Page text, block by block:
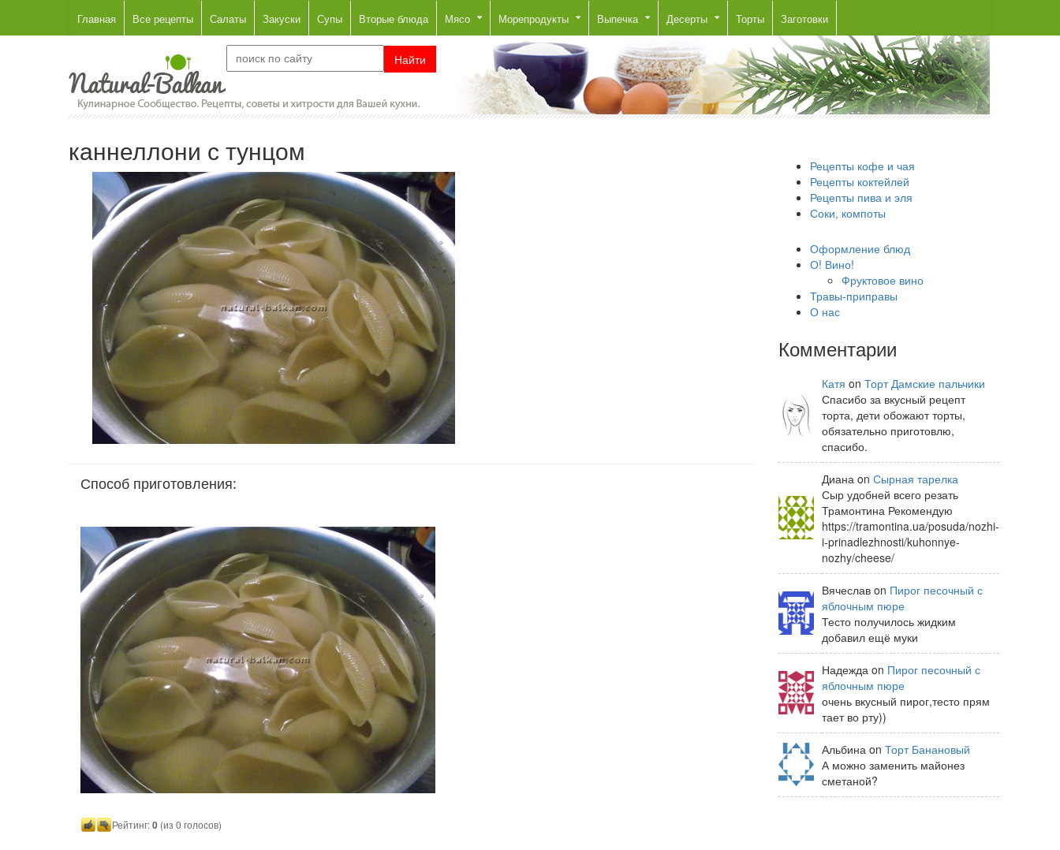
Главная Все рецепты Салаты Закуски Супы Вторые блюда Мясо Морепродукты Выпечка Десерты Торты Заготовки
каннеллони с тунцом
Способ приготовления:
Рейтинг:0 (из 0 голосов)
Рецепты кофе и чая
Рецепты коктейлей
Рецепты пива и эля
Соки, компоты
Оформление блюд
О! Вино!
Фруктовое вино
Травы-приправы
О нас
Комментарии
Катя on Торт Дамские пальчики
Спасибо за вкусный рецепт
торта, дети обожают торты,
обязательно приготовлю,
спасибо.
Диана on Сырная тарелка
Сыр удобней всего резать
Трамонтина Рекомендую
https://tramontina.ua/posuda/nozhi-
i-prinadlezhnosti/kuhonnye-
nozhy/cheese/
Вячеслав on Пирог песочный с
яблочным пюре
Тесто получилось жидким
добавил ещё муки
Надежда on Пирог песочный с
яблочным пюре
очень вкусный пирог,тесто прям
тает во рту))
Альбина on Торт Банановый
А можно заменить майонез
сметаной?